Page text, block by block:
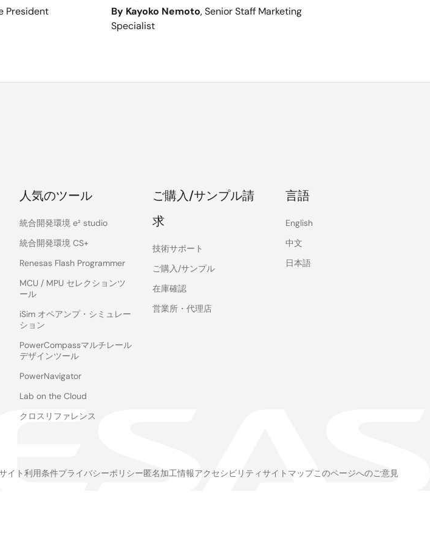
President By Kayoko Nemoto, Senior Staff Marketing
Specialist
人気のツール
統合開発環境 e² studio
統合開発環境 CS+
Renesas Flash Programmer
MCU / MPU セレクションツ
ール
iSim オペアンプ・シミュレー
ション
PowerCompassマルチレール
デザインツール
PowerNavigator
Lab on the Cloud
クロスリファレンス
ご購入/サンプル請
求
技術サポート
ご購入/サンプル
在庫確認
営業所・代理店
言語
English
中文
日本語
イト利用条件プライバシーポリシー匿名加工情報アクセシビリティサイトマップこのページへのご意見